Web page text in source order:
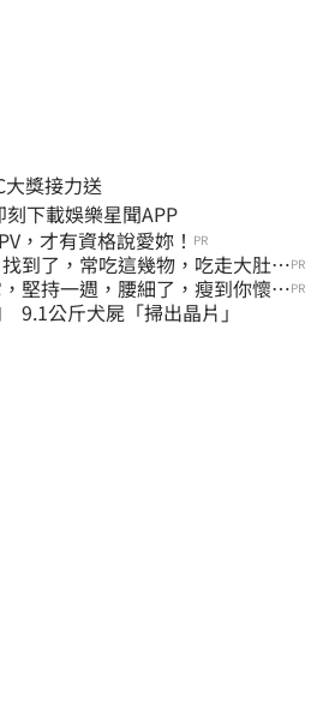
獎接力送
掌握明星動態 即刻下載娛樂星聞APP
，才有資格說愛妳！ PR
到了，常吃這幾物，吃走大肚
PR
堅持一週，腰細了，瘦到你懷疑PR
公斤犬屍「掃出晶片」